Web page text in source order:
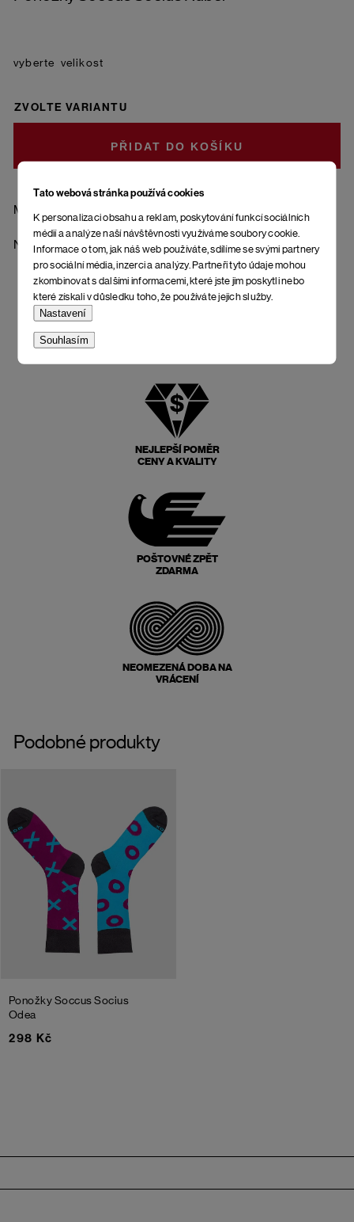
Tato webová stránka používá cookies
K personalizaci obsahu a reklam, poskytování funkcí sociálních
médií a analýze naší návštěvnosti využíváme soubory cookie.
Informace o tom, jak náš web používáte, sdílíme se svými partnery
pro sociální média, inzerci a analýzy. Partneři tyto údaje mohou
zkombinovat s dalšími informacemi, které jste jim poskytli nebo
které získali v důsledku toho, že používáte jejich služby.
Nastavení
Souhlasím
Materiál: 85 % bavlna - česaná, 10 % polyamid, 5 % elastan
Návrh a výroba kompletně Evropského původu.
velikost
ZVOLTE VARIANTU
DO KOŠÍKU
NEJLEPŠÍ POMĚR
CENY A KVALITY
POŠTOVNÉ ZPĚT
ZDARMA
NEOMEZENÁ DOBA NA
VRÁCENÍ
Podobné produkty
Ponožky Soccus Socius
Odea
298 Kč